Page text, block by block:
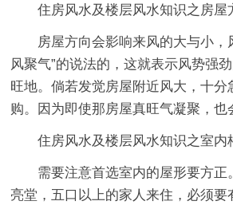
住房风水及楼层风水知识之房屋
房屋方向会影响来风的大与小，
风聚气”的说法的，这就表示风势强
旺地。倘若发觉房屋附近风大，十分
购。因为即使那房屋真旺气凝聚，也
住房风水及楼层风水知识之室内
需要注意首选室内的屋形要方正
亮堂，五口以上的家人来住，必须要